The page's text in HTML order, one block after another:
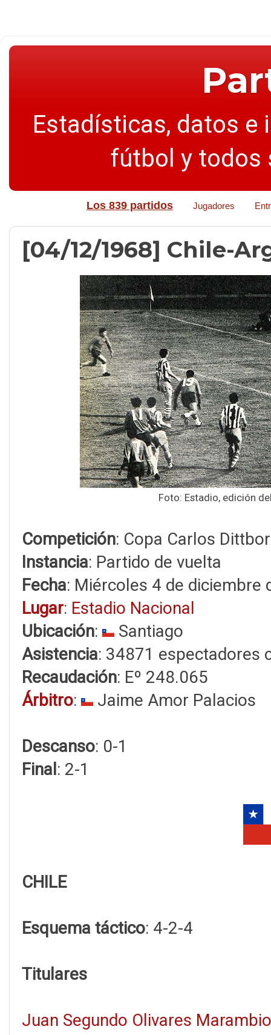
Estadísticas, datos e
fútbol y todos
Los 839 partidos Jugadores
[04/12/1968] Chile-
Foto: Estadio, edición
Competición: Copa Carlos
Instancia: Partido de vuelta
Fecha: Miércoles 4 de diciembre
Lugar: Estadio Nacional
Ubicación:
Santiago
Asistencia: 34871 espectadores
Recaudación: Eº 248.065
Árbitro: Jaime Amor Palacios
Descanso: 0-1
Final : 2-1
CHILE
Esquema táctico: 4-2-4
Titulares
Juan Segundo Olivares Marambio